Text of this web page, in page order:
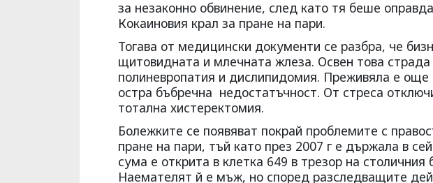
за незаконно обвинение, след като тя беше
Кокаиновия крал за пране на пари.
Тогава от медицински документи се разбра, че
щитовидната и млечната жлеза. Освен това
полиневропатия и дислипидомия. Преживяла е още
остра бъбречна недостатъчност. От стреса
тотална хистеректомия.
Болежките се появяват покрай проблемите с
пране на пари, тъй като през 2007 г е държала в
сума е открита в клетка 649 в трезор на столичния
Наемателят й е мъж, но според разследващите